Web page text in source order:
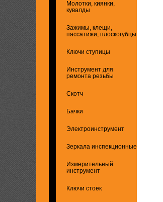
Молотки, киянки,
кувалды
Зажимы, клещи,
пассатижи, плоскогубцы
Ключи ступицы
Инструмент для
ремонта резьбы
Скотч
Бачки
Электроинструмент
Зеркала инспекционные
Измерительный
инструмент
Ключи стоек